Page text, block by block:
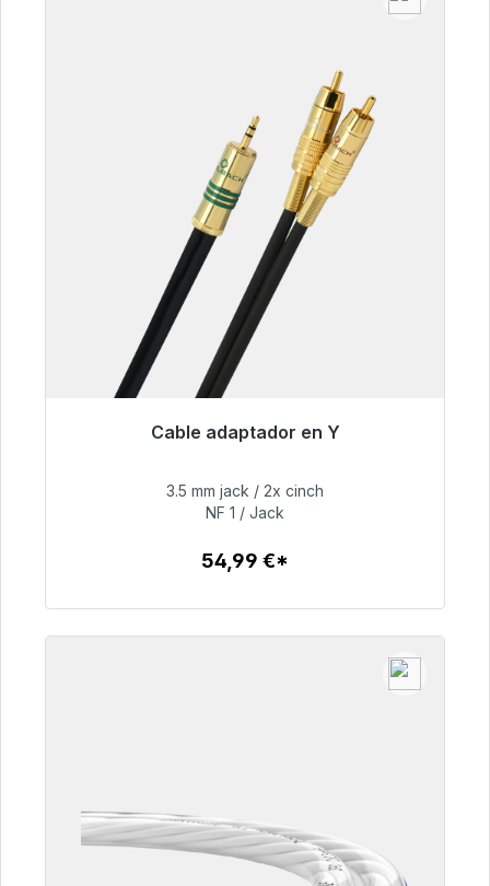
Cable adaptador en Y
Listo para envío inmediato, plazo de entrega
54,99 €
3.5 mm jack / 2x cinch
NF 1 / Jack
54,99 €*